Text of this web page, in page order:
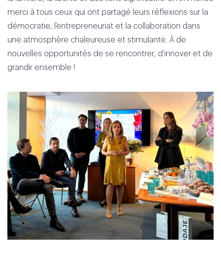
merci à tous ceux qui ont partagé leurs réflexions sur la
démocratie, l’entrepreneuriat et la collaboration dans
une atmosphère chaleureuse et stimulante. À de
nouvelles opportunités de se rencontrer, d’innover et de
grandir ensemble !